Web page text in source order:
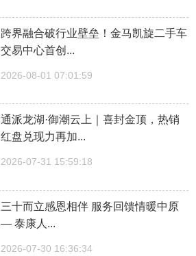
跨界融合破行业壁垒！金马凯旋二手车
交易中心首创...
2026-08-01 07:01:59
通派龙湖·御潮云上｜喜封金顶，热销
红盘兑现力再加...
2026-07-31 15:59:18
三十而立感恩相伴 服务回馈情暖中原
— 泰康人...
2026-07-30 16:36:34